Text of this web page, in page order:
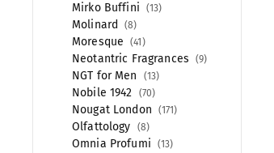
Mirko Buffini 13
Molinard 8
Moresque 41
Neotantric Fragrances 9
NGT for Men 13
Nobile 1942 70
Nougat London 171
Olfattology 8
Omnia Profumi 13